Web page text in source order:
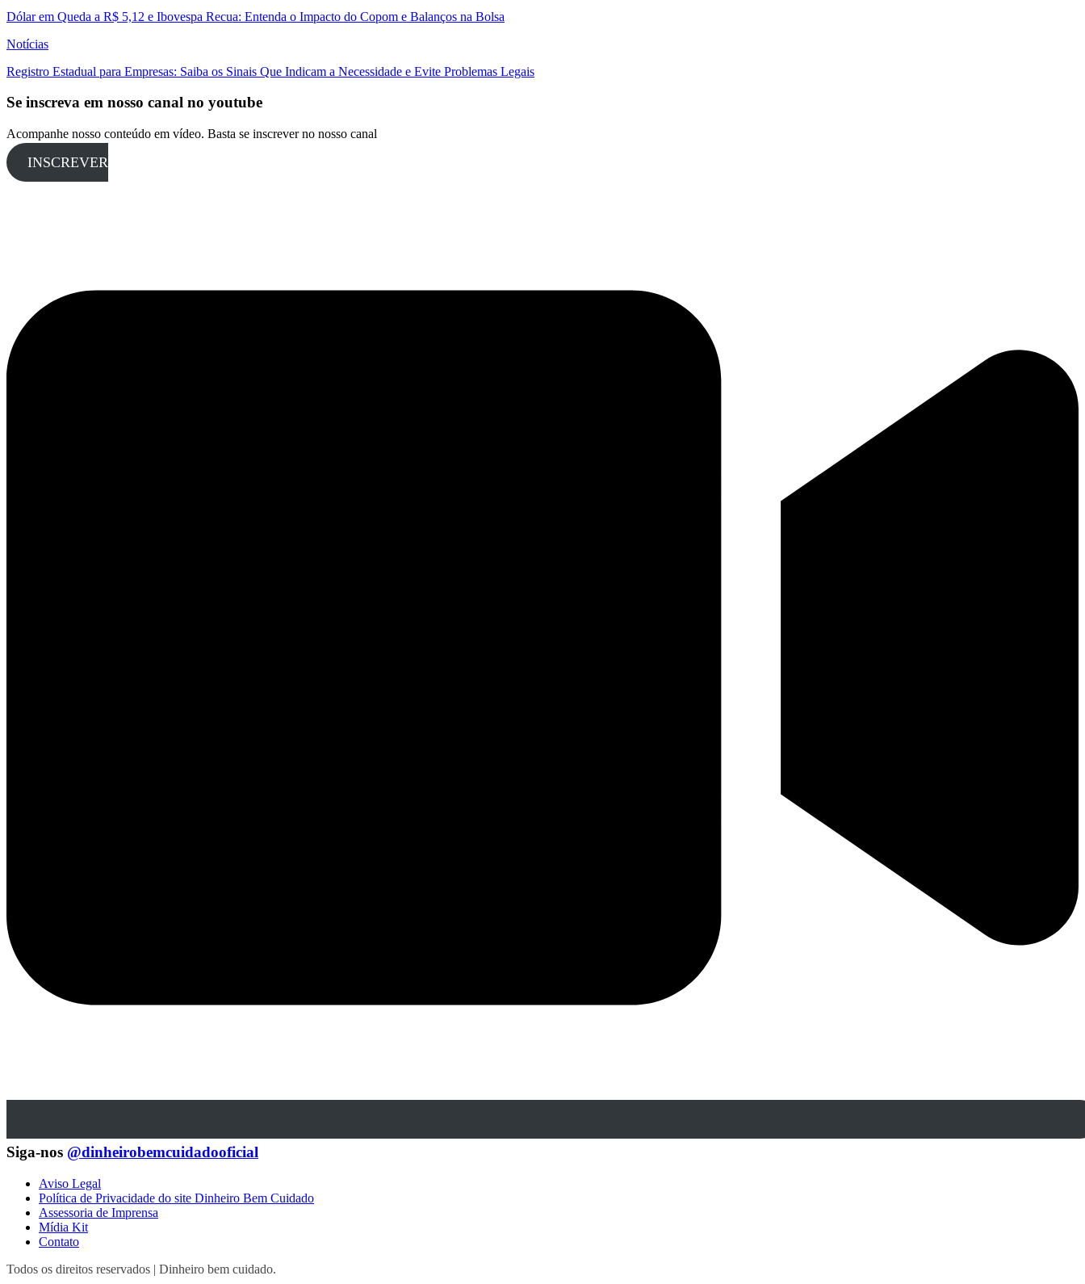
Dólar em Queda a R$ 5,12 e Ibovespa Recua: Entenda o Impacto do Copom e Balanços na Bolsa
Notícias
Registro Estadual para Empresas: Saiba os Sinais Que Indicam a Necessidade e Evite Problemas Legais
Se inscreva em nosso canal no youtube
Acompanhe nosso conteúdo em vídeo. Basta se inscrever no nosso canal
INSCREVER
Siga-nos @dinheirobemcuidadooficial
Aviso Legal
Política de Privacidade do site Dinheiro Bem Cuidado
Assessoria de Imprensa
Mídia Kit
Contato
Todos os direitos reservados | Dinheiro bem cuidado.